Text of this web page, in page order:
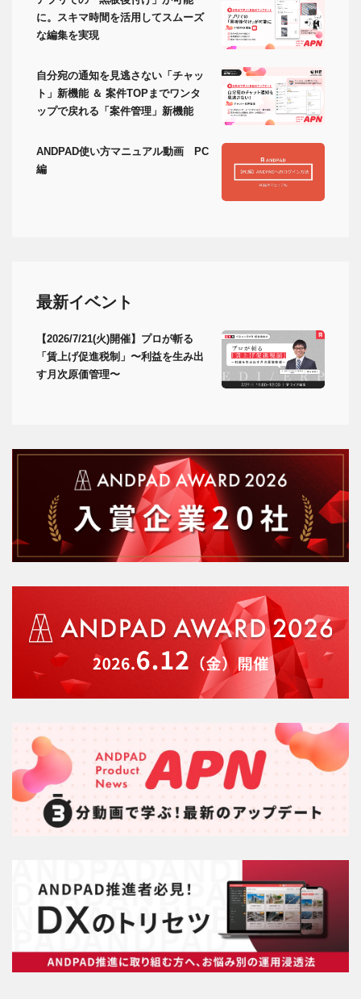
に。スキマ時間を活用してスムーズ
な編集を実現
自分宛の通知を見逃さない「チャッ
ト」新機能 ＆ 案件TOPまでワンタ
ップで戻れる「案件管理」新機能
ANDPAD使い方マニュアル動画 PC
編
最新イベント
【2026/7/21(火)開催】プロが斬る
「賃上げ促進税制」〜利益を生み出
す月次原価管理〜